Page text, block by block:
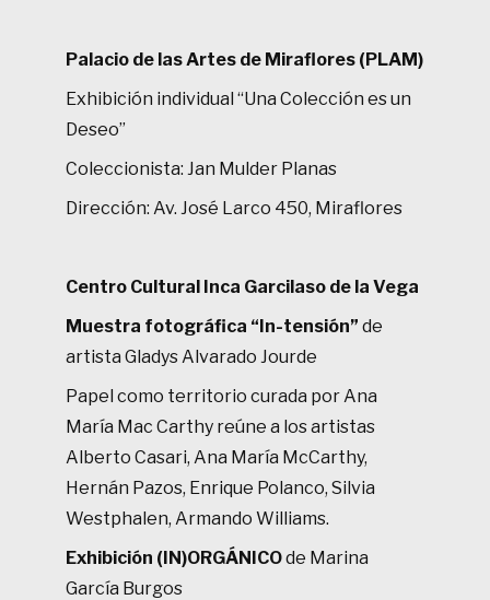
Palacio de las Artes de Miraflores (PLAM)
Exhibición individual “Una Colección es un
Deseo”
Coleccionista: Jan Mulder Planas
Dirección: Av. José Larco 450, Miraflores
Centro Cultural Inca Garcilaso de la Vega
Muestra fotográfica “In-tensión” de
artista Gladys Alvarado Jourde
Papel como territorio curada por Ana
María Mac Carthy reúne a los artistas
Alberto Casari, Ana María McCarthy,
Hernán Pazos, Enrique Polanco, Silvia
Westphalen, Armando Williams.
Exhibición (IN)ORGÁNICOde Marina
García Burgos